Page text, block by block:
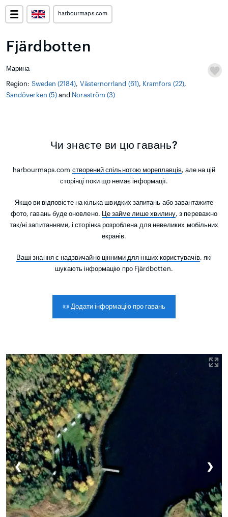
harbourmaps.com
Fjärdbotten
Марина
Region: Sweden (2184), Västernorrland (61), Kramfors (22),
Sandöverken (5)and Noraström (3)
Чи знаєте ви цю гавань?
harbourmaps.com створений спільнотою мореплавців, але на цій
сторінці поки що немає інформації.
Якщо ви відповісте на кілька швидких запитань або завантажите
фото, гавань буде оновлено.
Це займе лише хвилину, з переважно
так/ні запитаннями, і сторінка розроблена для невеликих мобільних
екранів.
Ваші знання є надзвичайно цінними для інших користувачів, які
шукають інформацію про Fjärdbotten.
📜Додати інформацію про гавань
❮ ❯